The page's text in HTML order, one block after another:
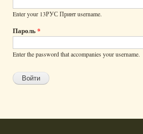
Enter your 13РУС Принт username.
Пароль*
Enter the password that accompanies your username.